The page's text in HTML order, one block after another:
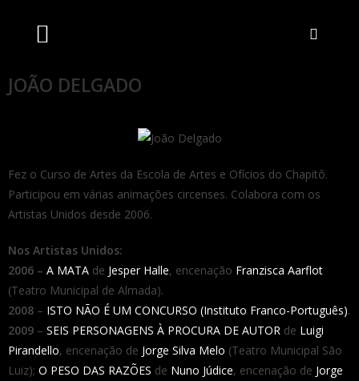
JOÃO DELGADO
Fez o Curso de Artes da Escola de Artes e Ofícios do Chapitô.
Participou em várias animações circenses. Colabora com os
Artistas Unidos desde 2006.
Nos Artistas Unidos:
2006 – A MATA de Jesper Halle, encenação Franzisca Aarflot
(Teatro Municipal de Almada).
2008 – ISTO NÃO É UM CONCURSO (Instituto Franco-Português).
2009 – SEIS PERSONAGENS À PROCURA DE AUTOR de Luigi
Pirandello, encenação de Jorge Silva Melo (Teatro Municipal São
Luiz); O PESO DAS RAZÕES de Nuno Júdice, encenação de Jorge